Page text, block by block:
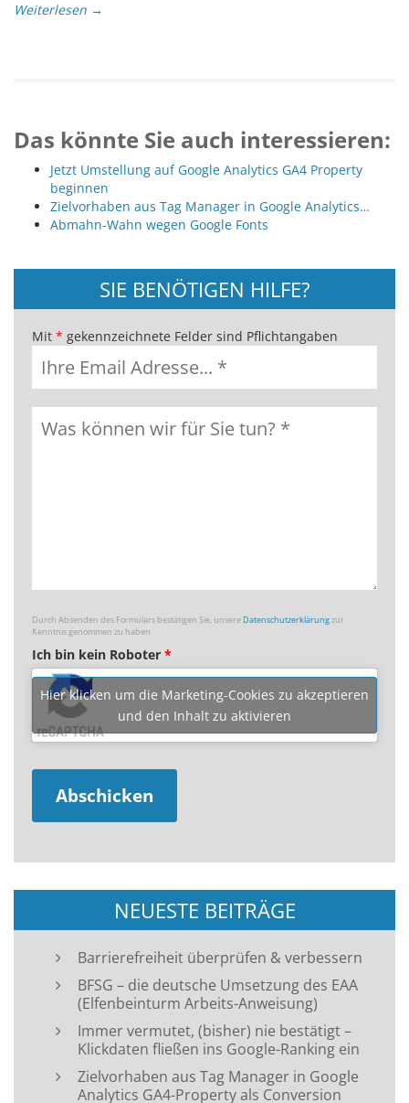
Weiterlesen →
Das könnte Sie auch interessieren:
Jetzt Umstellung auf Google Analytics GA4 Property
beginnen
Zielvorhaben aus Tag Manager in Google Analytics…
Abmahn-Wahn wegen Google Fonts
SIE BENÖTIGEN HILFE?
Mit * gekennzeichnete Felder sind Pflichtangaben
Durch Absenden des Formulars bestätigen Sie, unsereDatenschutzerklärungzur
Kenntnis genommen zu haben
Ich bin kein Roboter *
Hier klicken um die Marketing-Cookies zu akzeptieren
und den Inhalt zu aktivieren
NEUESTE BEITRÄGE
Barrierefreiheit überprüfen & verbessern
BFSG – die deutsche Umsetzung des EAA
(Elfenbeinturm Arbeits-Anweisung)
Immer vermutet, (bisher) nie bestätigt –
Klickdaten fließen ins Google-Ranking ein
Zielvorhaben aus Tag Manager in Google
Analytics GA4-Property als Conversion